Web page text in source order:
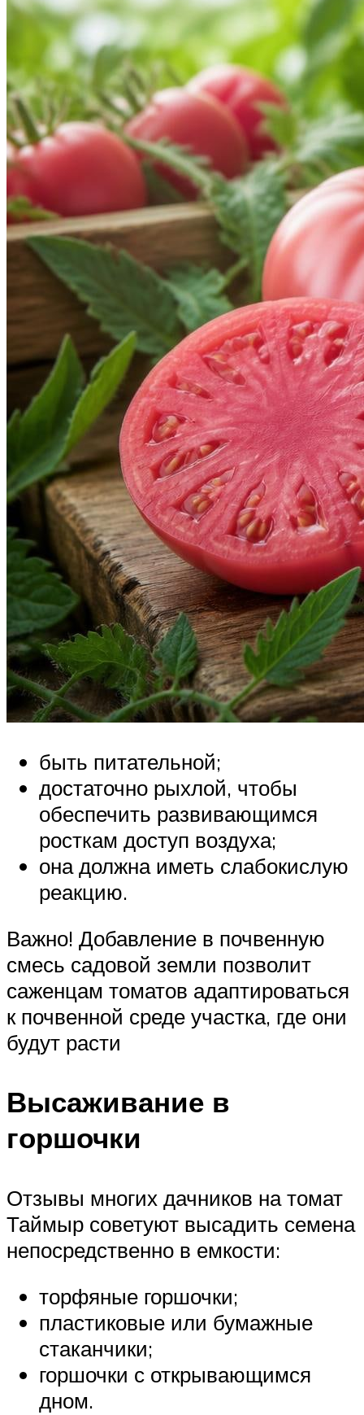
быть питательной;
достаточно рыхлой, чтобы
обеспечить развивающимся
росткам доступ воздуха;
она должна иметь слабокислую
реакцию.
Важно! Добавление в почвенную
смесь садовой земли позволит
саженцам томатов адаптироваться
к почвенной среде участка, где они
будут расти
Высаживание в
горшочки
Отзывы многих дачников на томат
Таймыр советуют высадить семена
непосредственно в емкости:
торфяные горшочки;
пластиковые или бумажные
стаканчики;
горшочки с открывающимся
дном.